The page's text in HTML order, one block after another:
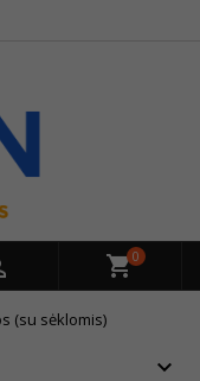
0
(su sėklomis)